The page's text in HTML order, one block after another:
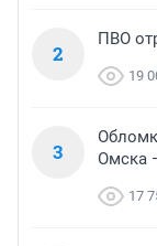
2
ПВО
19
3
Омска
17